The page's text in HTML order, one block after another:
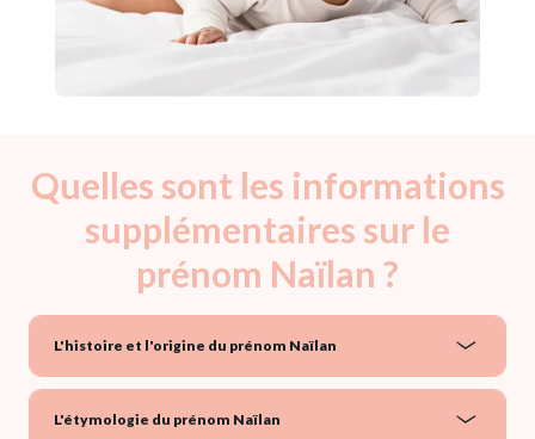
Quelles sont les informations
supplémentaires sur le
prénom Naïlan ?
L'histoire et l'origine du prénom Naïlan
L'étymologie du prénom Naïlan